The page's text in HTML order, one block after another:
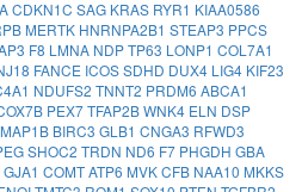
CDKN1C SAG KRAS RYR1 KIAA0586
MERTK HNRNPA2B1 STEAP3 PPCS
F8 LMNA NDPTP63 LONP1 COL7A1
FANCE ICOSSDHD DUX4 LIG4 KIF23
NDUFS2 TNNT2 PRDM6 ABCA1
PEX7TFAP2BWNK4 ELN DSP
MAP1B BIRC3 GLB1 CNGA3 RFWD3
SHOC2 TRDN ND6 F7 PHGDH GBA
GJA1 COMTATP6 MVKCFB NAA10 MKKS